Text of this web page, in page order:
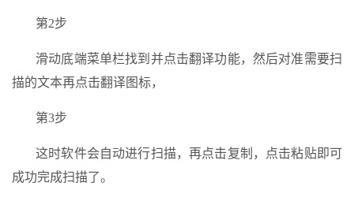
第2步
滑动底端菜单栏找到并点击翻译功能，然后对准需要扫
描的文本再点击翻译图标，
第3步
这时软件会自动进行扫描，再点击复制，点击粘贴即可
成功完成扫描了。